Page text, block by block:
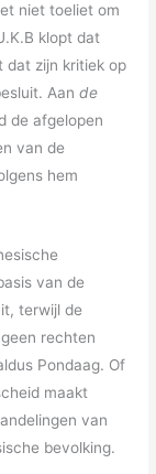
niet toeliet om
klopt dat
dat zijn kritiek op
Aande
de afgelopen
van de
hem
van de
terwijl de
rechten
Pondaag. Of
maakt
van
bevolking.